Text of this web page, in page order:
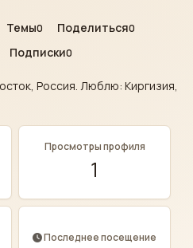
Темы0 Поделиться0
Подписки0
Россия. Люблю: Киргизия,
Просмотры профиля
1
Последнее посещение